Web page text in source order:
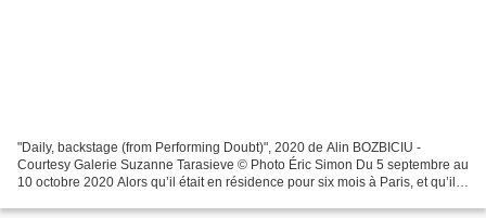
"Daily, backstage (from Performing Doubt)", 2020 de Alin BOZBICIU -
Courtesy Galerie Suzanne Tarasieve © Photo Éric Simon Du 5 septembre au
10 octobre 2020 Alors qu’il était en résidence pour six mois à Paris, et qu’il